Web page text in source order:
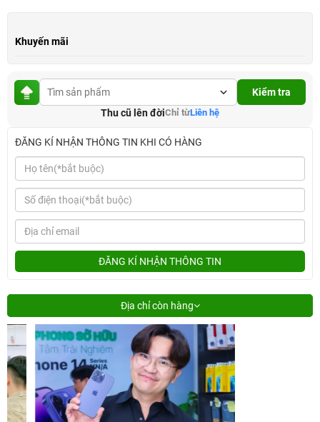
Khuyến mãi
Kiểm tra
Thu cũ lên đờiChỉ từLiên hệ
ĐĂNG KÍ NHẬN THÔNG TIN KHI CÓ HÀNG
ĐĂNG KÍ NHẬN THÔNG TIN
Địa chỉ còn hàng